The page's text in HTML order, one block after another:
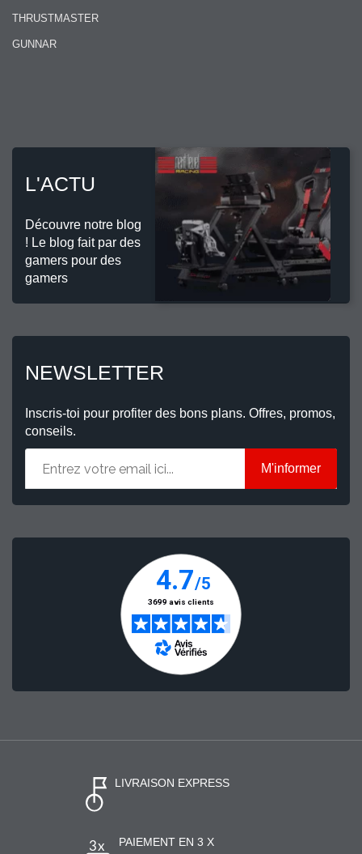
THRUSTMASTER
GUNNAR
L'ACTU
Découvre notre blog
! Le blog fait par des
gamers pour des
gamers
NEWSLETTER
Inscris-toi pour profiter des bons plans. Offres, promos,
conseils.
M'informer
LIVRAISON EXPRESS
PAIEMENT EN 3 X